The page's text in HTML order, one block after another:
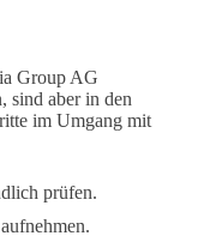
Group AG
sind aber in den
im Umgang mit
prüfen.